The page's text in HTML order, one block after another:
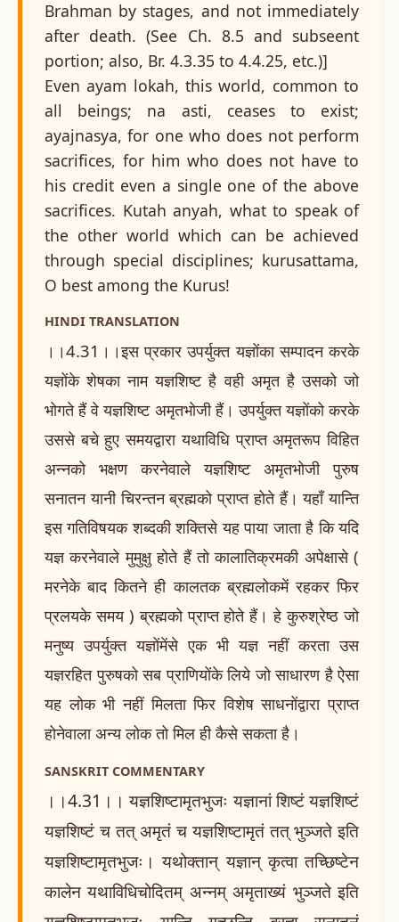
Brahman by stages, and not immediately
after death. (See Ch. 8.5 and subseent
portion; also, Br. 4.3.35 to 4.4.25, etc.)]
Even ayam lokah, this world, common to
all beings; na asti, ceases to exist;
ayajnasya, for one who does not perform
sacrifices, for him who does not have to
his credit even a single one of the above
sacrifices. Kutah anyah, what to speak of
the other world which can be achieved
through special disciplines; kurusattama,
O best among the Kurus!
HINDI TRANSLATION
।।4.31।।इस प्रकार उपर्युक्त यज्ञोंका सम्पादन करके
यज्ञोंके शेषका नाम यज्ञशिष्ट है वही अमृत है उसको जो
भोगते हैं वे यज्ञशिष्ट अमृतभोजी हैं। उपर्युक्त यज्ञोंको करके
उससे बचे हुए समयद्वारा यथाविधि प्राप्त अमृतरूप विहित
अन्नको भक्षण करनेवाले यज्ञशिष्ट अमृतभोजी पुरुष
सनातन यानी चिरन्तन ब्रह्मको प्राप्त होते हैं। यहाँ यान्ति
इस गतिविषयक शब्दकी शक्तिसे यह पाया जाता है कि यदि
यज्ञ करनेवाले मुमुक्षु होते हैं तो कालातिक्रमकी अपेक्षासे (
मरनेके बाद कितने ही कालतक ब्रह्मलोकमें रहकर फिर
प्रलयके समय ) ब्रह्मको प्राप्त होते हैं। हे कुरुश्रेष्ठ जो
मनुष्य उपर्युक्त यज्ञोंमेंसे एक भी यज्ञ नहीं करता उस
यज्ञरहित पुरुषको सब प्राणियोंके लिये जो साधारण है ऐसा
यह लोक भी नहीं मिलता फिर विशेष साधनोंद्वारा प्राप्त
होनेवाला अन्य लोक तो मिल ही कैसे सकता है।
SANSKRIT COMMENTARY
।।4.31।। यज्ञशिष्टामृतभुजः यज्ञानां शिष्टं यज्ञशिष्टं
यज्ञशिष्टं च तत् अमृतं च यज्ञशिष्टामृतं तत् भुञ्जते इति
यज्ञशिष्टामृतभुजः। यथोक्तान् यज्ञान् कृत्वा तच्छिष्टेन
कालेन यथाविधिचोदितम् अन्नम् अमृताख्यं भुञ्जते इति